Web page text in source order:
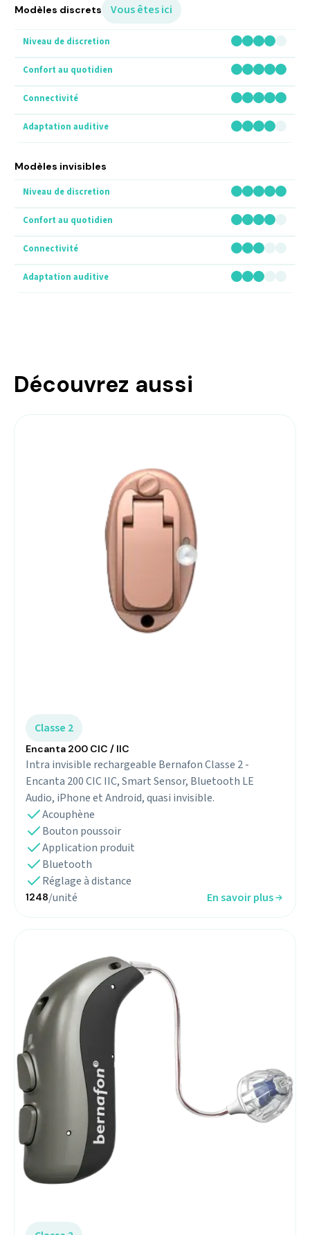
Modèles discrets Vous êtes ici
Modèles invisibles
Découvrez aussi
Classe 2
Encanta 200 CIC / IIC
Intra invisible rechargeable Bernafon Classe 2 -
Encanta 200 CIC IIC, Smart Sensor, Bluetooth LE
Audio, iPhone et Android, quasi invisible.
Acouphène
Bouton poussoir
Application produit
Bluetooth
Réglage à distance
1248/unité En savoir plus